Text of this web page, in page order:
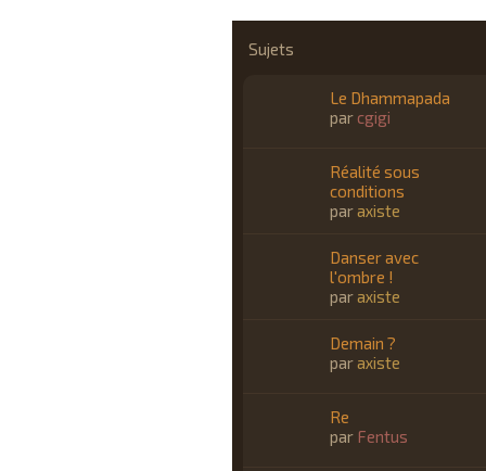
Sujets
Le Dhammapada
parcgigi
Réalité sous
conditions
paraxiste
Danser avec
l'ombre !
paraxiste
Demain ?
paraxiste
Re
par Fentus